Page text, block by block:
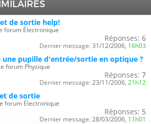
de sortie help!
forum Électronique
Réponses: 6
Dernier message: 31/12/2006, 16h03
pupille d'entrée/sortie en optique ?
forum Physique
Réponses: 7
Dernier message: 23/11/2006, 21h12
de sortie
forum Électronique
Réponses: 5
Dernier message: 28/03/2006, 11h01